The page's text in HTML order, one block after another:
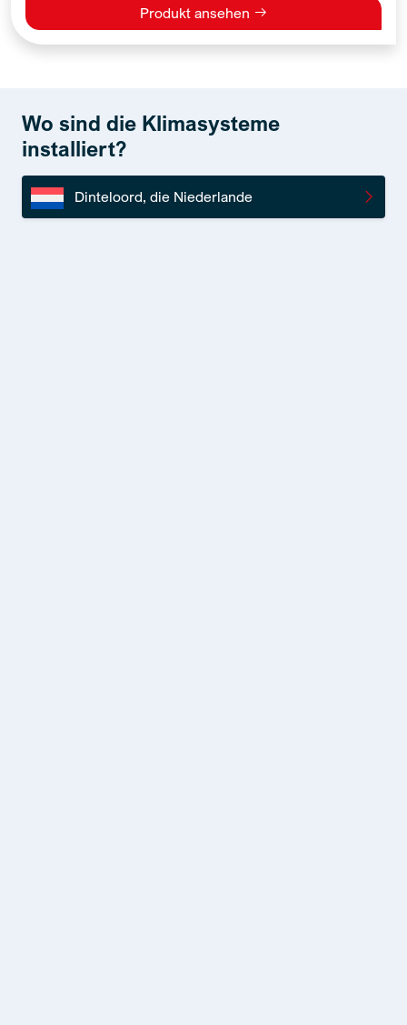
Produkt ansehen
Wo sind die Klimasysteme
installiert?
Dinteloord, die Niederlande